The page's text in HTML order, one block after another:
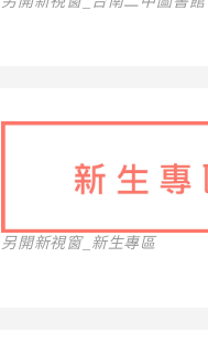
另開新視窗_新生專區